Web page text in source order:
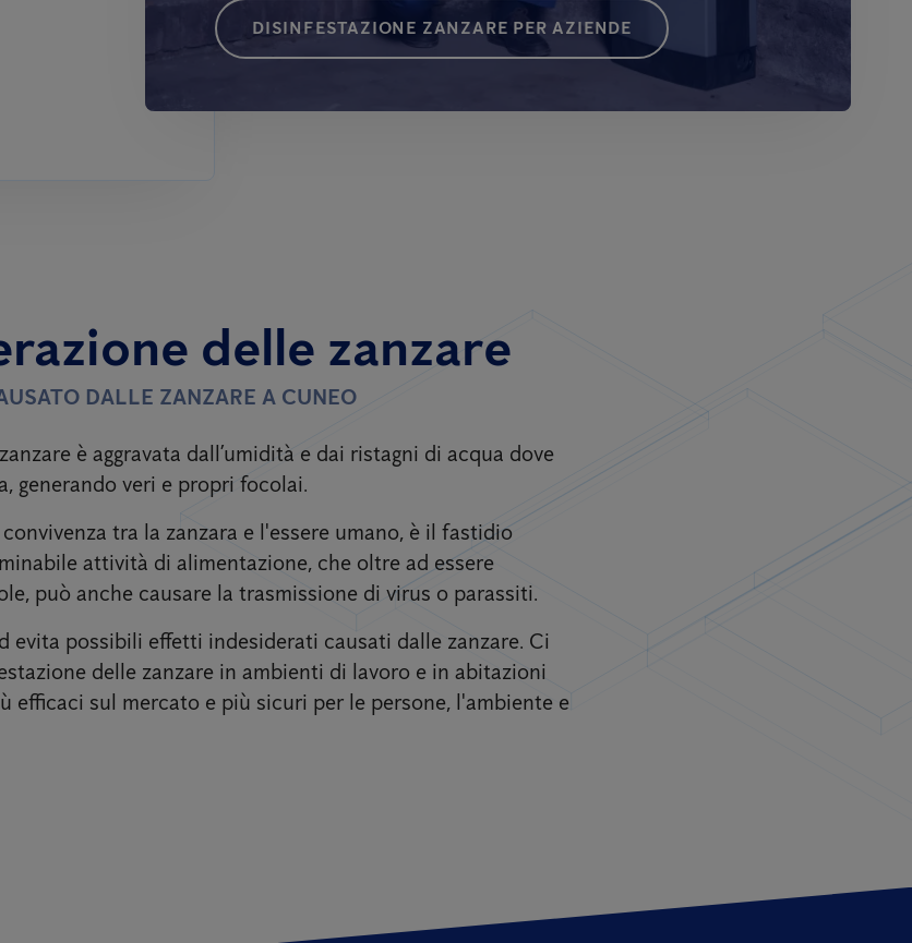
DISINFESTAZIONE ZANZARE PER AZIENDE
delle zanzare
DALLE ZANZARE A CUNEO
è aggravata dall’umidità e dai ristagni di acqua dove
generando veri e propri focolai.
tra la zanzara e l'essere umano, è il fastidio
attività di alimentazione, che oltre ad essere
può anche causare la trasmissione di virus o parassiti.
evita possibili effetti indesiderati causati dalle zanzare. Ci
delle zanzare in ambienti di lavoro e in abitazioni
efficaci sul mercato e più sicuri per le persone, l'ambiente e